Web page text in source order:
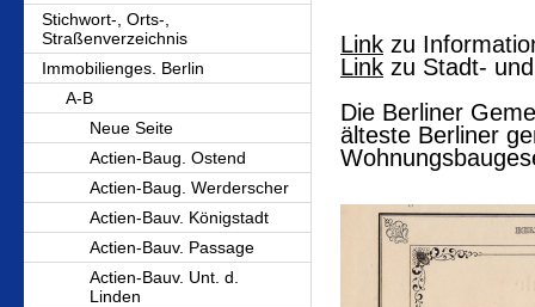
Stichwort-, Orts-,
Straßenverzeichnis
Immobilienges. Berlin
A-B
Neue Seite
Actien-Baug. Ostend
Actien-Baug. Werderscher
Actien-Bauv. Königstadt
Actien-Bauv. Passage
Actien-Bauv. Unt. d.
Linden
Link zu
Link zu Stadt-
Die Berliner
älteste Berliner